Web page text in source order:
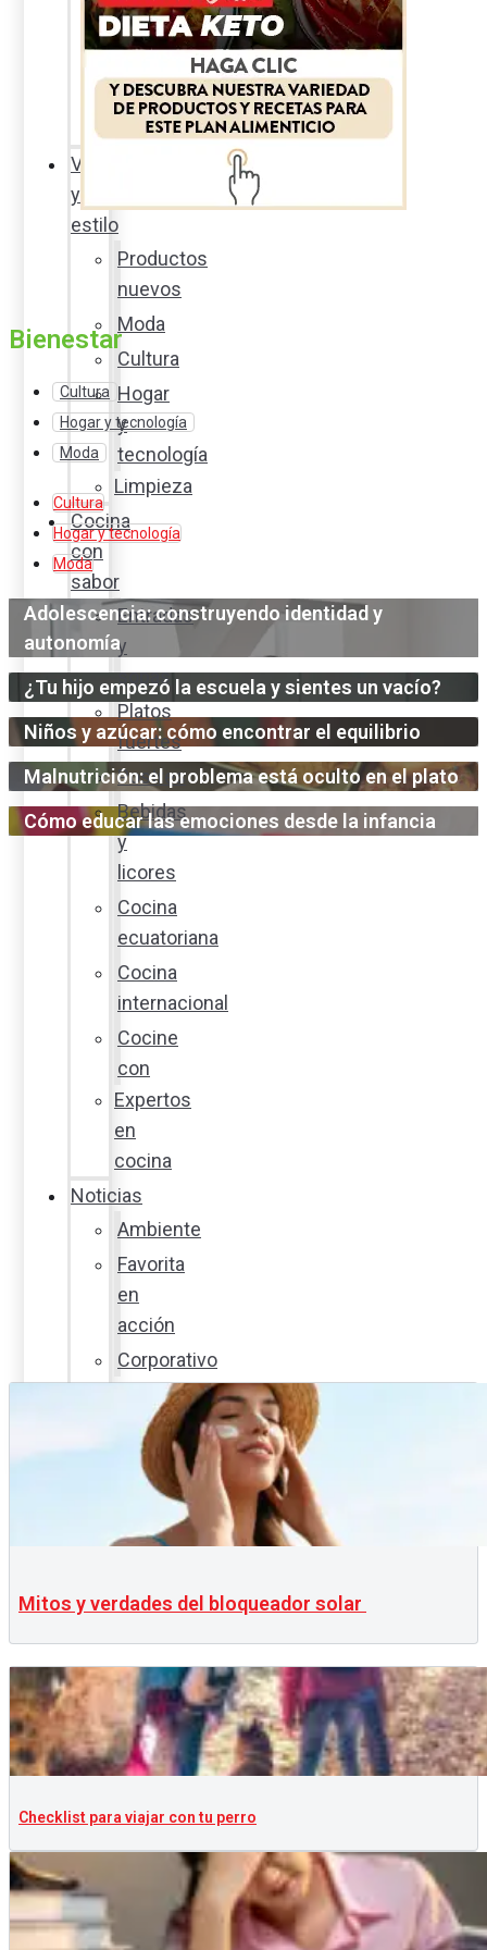
Sexualidad
responsable
la
percha
Vida
y
estilo
Productos
nuevos
Moda
Cultura
Hogar
y
tecnología
Limpieza
Cocina
con
sabor
Entradas
y
sopas
Platos
fuertes
Postres
Bebidas
y
licores
Cocina
ecuatoriana
Cocina
internacional
Cocine
con
Expertos
en
cocina
Noticias
Ambiente
Favorita
en
acción
Corporativo
Emprendimiento
Guía
Bienestar
Cultura
Hogar y tecnología
Moda
Cultura
Hogar y tecnología
Moda
Adolescencia: construyendo identidad y
autonomía
¿Tu hijo empezó la escuela y sientes un vacío?
Niños y azúcar: cómo encontrar el equilibrio
Malnutrición: el problema está oculto en el plato
Cómo educar las emociones desde la infancia
Mitos y verdades del bloqueador solar
Checklist para viajar con tu perro